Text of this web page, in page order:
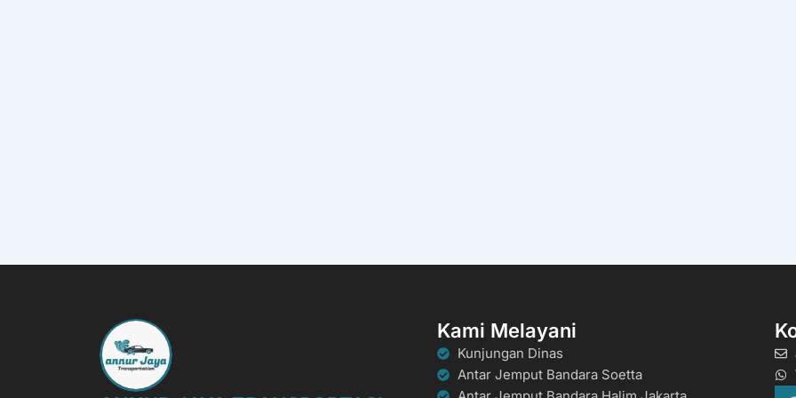
Kami Melayani
Kunjungan Dinas
Antar Jemput Bandara Soetta